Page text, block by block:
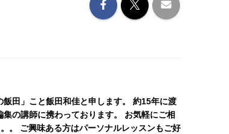
田」こと飯田和佳と申します。 約15年に渡
の講師に携わっております。 お気軽にご相
。 ご興味ある方はパーソナルレッスンもご好